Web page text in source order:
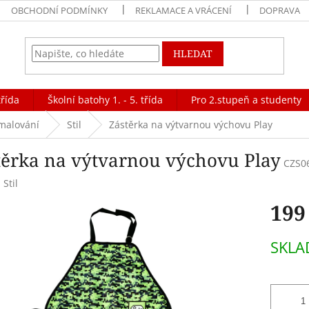
OBCHODNÍ PODMÍNKY REKLAMACE A VRÁCENÍ DOPRAVA
HLEDAT
Školní batohy 1. - 5. třída Pro 2.stupeň a studenty
Stil Zástěrka na výtvarnou výchovu Play
na výtvarnou výchovu Play
Stil
cena: